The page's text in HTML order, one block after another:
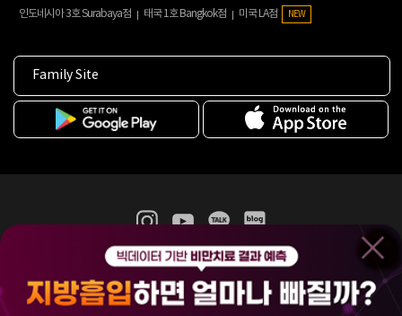
인도네시아 3호 Surabaya점
태국 1호 Bangkok점 미국 LA점 NEW
Family Site
365mc 병·의원 이용약관
홈페이지 이용약관
비급여진료수가